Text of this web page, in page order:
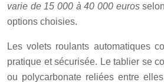
varie de 15 000 à 40 000 euros
options choisies.
Les volets roulants automatiques
pratique et sécurisée. Le tablier se
ou polycarbonate reliées entre